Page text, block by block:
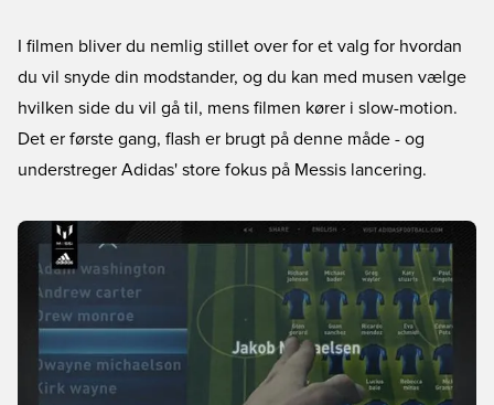
I filmen bliver du nemlig stillet over for et valg for hvordan
du vil snyde din modstander, og du kan med musen vælge
hvilken side du vil gå til, mens filmen kører i slow-motion.
Det er første gang, flash er brugt på denne måde - og
understreger Adidas' store fokus på Messis lancering.